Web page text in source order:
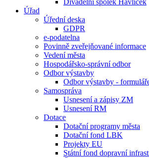
Divadelní spolek Havlíček
Úřad
Úřední deska
GDPR
e-podatelna
Povinně zveřejňované informace
Vedení města
Hospodářsko-správní odbor
Odbor výstavby
Odbor výstavby -
Samospráva
Usnesení a zápisy ZM
Usnesení RM
Dotace
Dotační programy města
Dotační fond LBK
Projekty EU
Státní fond dopravní